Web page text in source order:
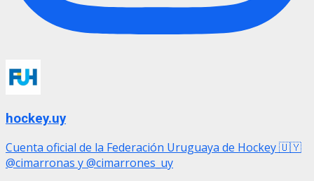
hockey.uy
Cuenta oficial de la Federación Uruguaya de Hockey 🇺🇾
@cimarronas y @cimarrones_uy